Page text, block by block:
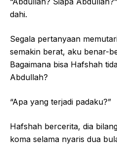
dahi.
Segala pertanyaan
semakin berat, aku benar-
Bagaimana bisa Hafshah
Abdullah?
“Apa yang terjadi padaku?”
Hafshah bercerita, dia
koma selama nyaris dua